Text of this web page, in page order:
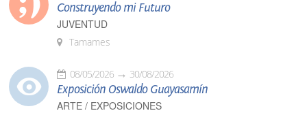
Construyendo mi Futuro
JUVENTUD
Tamames
08/05/2026 30/08/2026
Exposición Oswaldo Guayasamín
ARTE / EXPOSICIONES